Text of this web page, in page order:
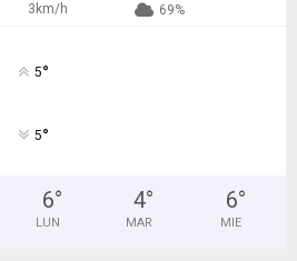
3km/h 69%
5°
5°
6°
LUN
4°
MAR
6°
MIE